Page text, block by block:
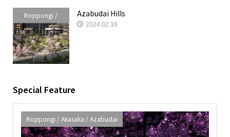
Roppongi /
Akasaka /
Azabudai
Azabudai Hills
2024.02.16
Special Feature
Roppongi / Akasaka / Azabudai